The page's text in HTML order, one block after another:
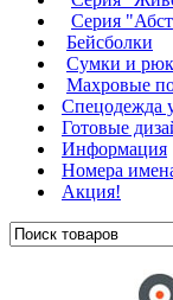
Серия
Бейсболки
Сумки и
Махровые
Cпецодежда
Готовые
Информация
Номера
Акция!